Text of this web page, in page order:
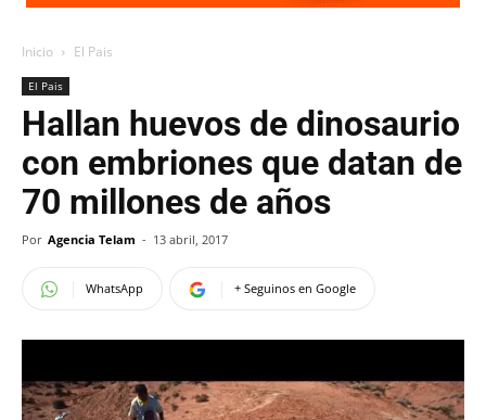
Inicio El Pais
El Pais
Hallan huevos de dinosaurio
con embriones que datan de
70 millones de años
Por Agencia Telam - 13 abril, 2017
WhatsApp + Seguinos en Google